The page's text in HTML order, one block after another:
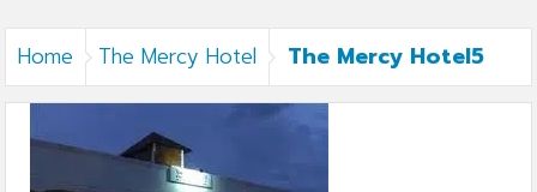
Home The Mercy Hotel The Mercy Hotel5